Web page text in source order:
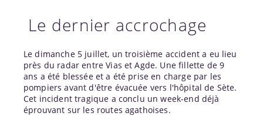
Le dernier accrochage
Le dimanche 5 juillet, un troisième accident a eu lieu
près du radar entre Vias et Agde. Une fillette de 9
ans a été blessée et a été prise en charge par les
pompiers avant d'être évacuée vers l'hôpital de Sète.
Cet incident tragique a conclu un week-end déjà
éprouvant sur les routes agathoises.